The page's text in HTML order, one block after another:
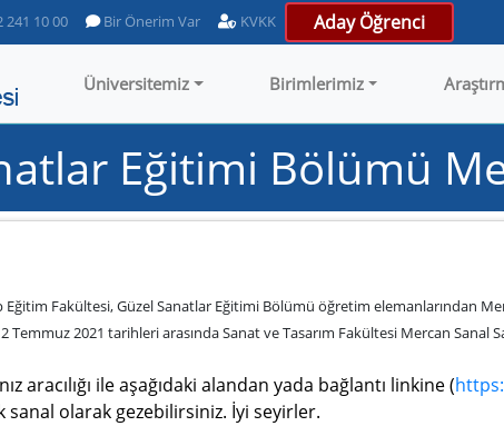
241 10 00 Bir Önerim Var KVKK Aday Öğrenci
Üniversitemiz Birimlerimiz
Eğitimi Bölümü
Eğitim Fakültesi, Güzel Sanatlar Eğitimi Bölümü öğretim elemanlarından
Temmuz 2021 tarihleri arasında Sanat ve Tasarım Fakültesi Mercan Sanal
aracılığı ile aşağıdaki alandan yada bağlantı linkine (
sanal olarak gezebilirsiniz. İyi seyirler.